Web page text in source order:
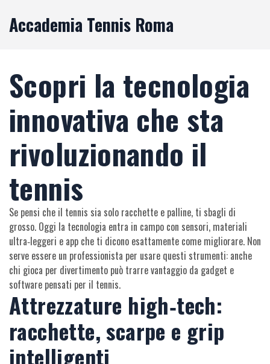
Accademia Tennis Roma
Scopri la tecnologia
innovativa che sta
rivoluzionando il
tennis
Se pensi che il tennis sia solo racchette e palline, ti sbagli di
grosso. Oggi la tecnologia entra in campo con sensori, materiali
ultra‑leggeri e app che ti dicono esattamente come migliorare. Non
serve essere un professionista per usare questi strumenti: anche
chi gioca per divertimento può trarre vantaggio da gadget e
software pensati per il tennis.
Attrezzature high‑tech:
racchette, scarpe e grip
intelligenti